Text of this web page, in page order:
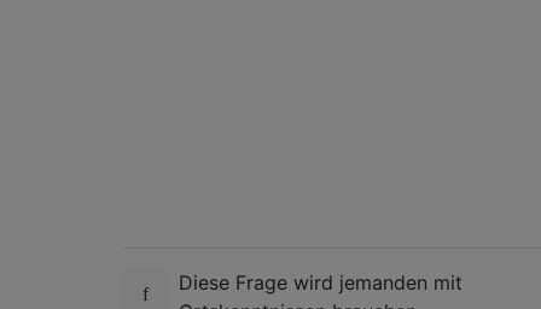
Diese Frage wird jemanden mit